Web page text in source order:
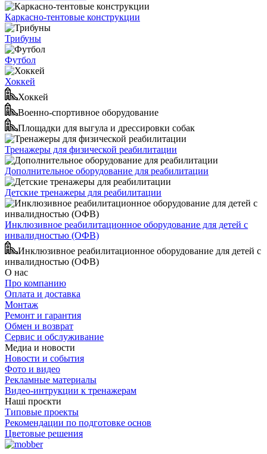
Каркасно-тентовые конструкции
Трибуны
Футбол
Хоккей
Хоккей
Военно-спортивное оборудование
Площадки для выгула и дрессировки собак
Тренажеры для физической реабилитации
Дополнительное оборудование для реабилитации
Детские тренажеры для реабилитации
Инклюзивное реабилитационное оборудование для детей с
инвалидностью (ОФВ)
Инклюзивное реабилитационное оборудование для детей с
инвалидностью (ОФВ)
О нас
Про компанию
Оплата и доставка
Монтаж
Ремонт и гарантия
Обмен и возврат
Сервис и обслуживание
Медиа и новости
Новости и события
Фото и видео
Рекламные материалы
Видео-интрукции к тренажерам
Наші проєкти
Типовые проекты
Рекомендации по подготовке основ
Цветовые решения